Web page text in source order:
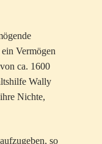
Vermögen
ca. 1600
Wally
Nichte,
so